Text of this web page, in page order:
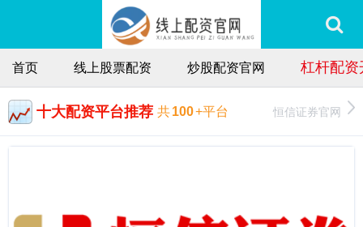
首页 线上股票配资 炒股配资官网 杠杆配资
十大配资平台推荐 共100+平台 恒信证券官网